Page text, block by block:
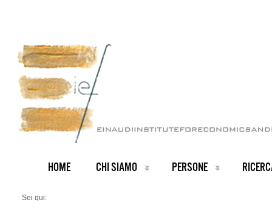
HOME CHI SIAMO PERSONE
Sei qui: